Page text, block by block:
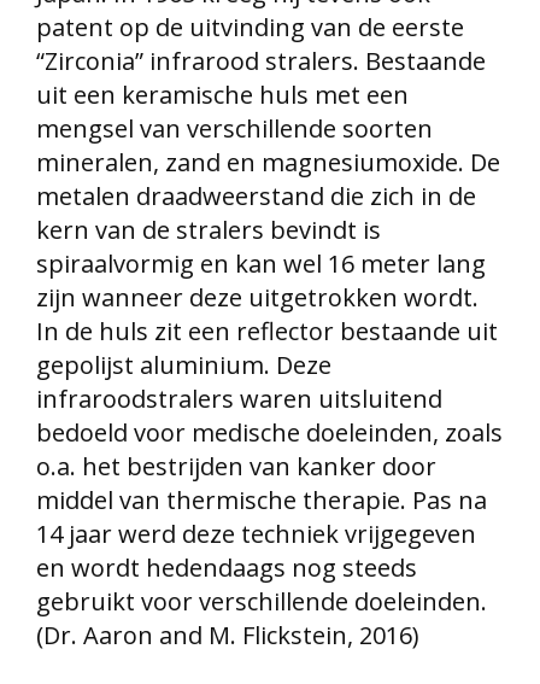
patent op de uitvinding van de eerste
“Zirconia” infrarood stralers. Bestaande
uit een keramische huls met een
mengsel van verschillende soorten
mineralen, zand en magnesiumoxide. De
metalen draadweerstand die zich in de
kern van de stralers bevindt is
spiraalvormig en kan wel 16 meter lang
zijn wanneer deze uitgetrokken wordt.
In de huls zit een reflector bestaande uit
gepolijst aluminium. Deze
infraroodstralers waren uitsluitend
bedoeld voor medische doeleinden, zoals
o.a. het bestrijden van kanker door
middel van thermische therapie. Pas na
14 jaar werd deze techniek vrijgegeven
en wordt hedendaags nog steeds
gebruikt voor verschillende doeleinden.
(Dr. Aaron and M. Flickstein, 2016)